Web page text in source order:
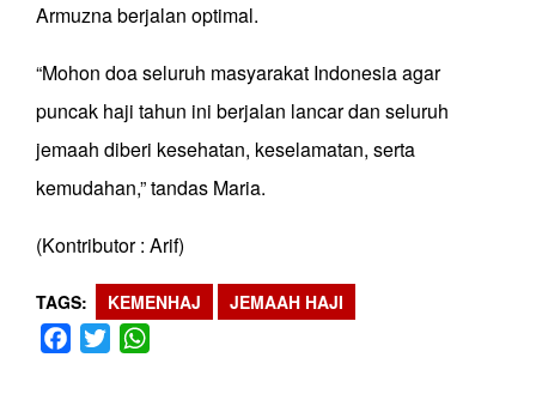
Armuzna berjalan optimal.
“Mohon doa seluruh masyarakat Indonesia agar
puncak haji tahun ini berjalan lancar dan seluruh
jemaah diberi kesehatan, keselamatan, serta
kemudahan,” tandas Maria.
(Kontributor : Arif)
TAGS KEMENHAJ JEMAAH HAJI
Facebook
Twitter